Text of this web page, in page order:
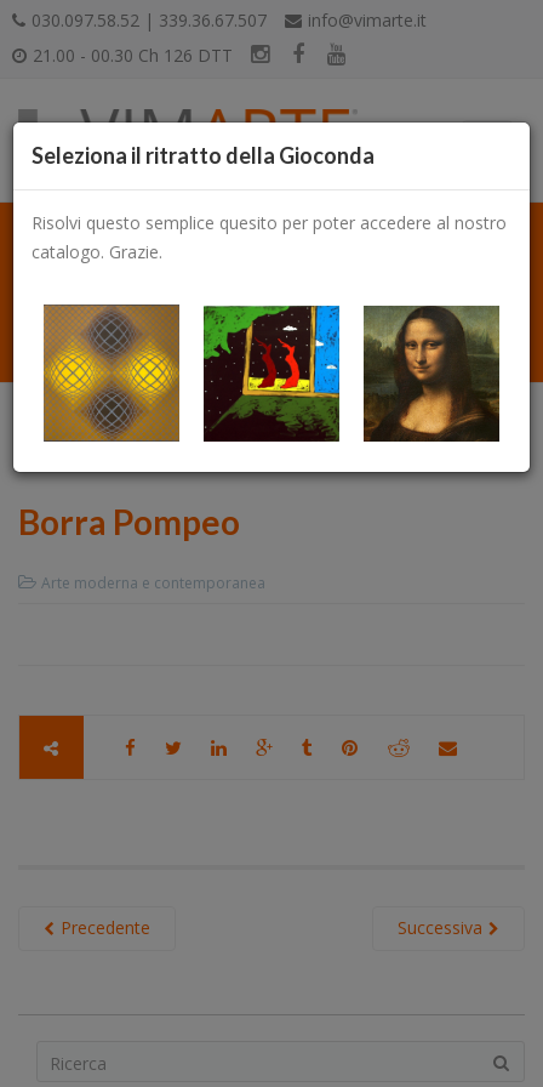
030.097.58.52 | 339.36.67.507
info@vimarte.it
21.00 - 00.30 Ch 126 DTT
Borra Pompeo
Arte moderna e contemporanea
Successiva
Precedente
Seleziona il ritratto della Gioconda
Risolvi questo semplice quesito per poter accedere al nostro
catalogo. Grazie.